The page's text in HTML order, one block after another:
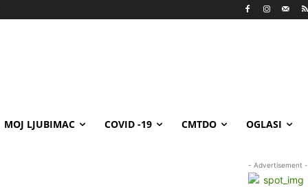
MOJ LJUBIMAC COVID -19 CMTDO OGLASI
- Advertisement -